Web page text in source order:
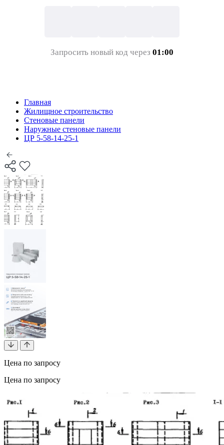
Запросить новый код через 01:00
Главная
Жилищное строительство
Стеновые панели
Наружные стеновые панели
ЦР 5-58-14-25-1
Цена по запросу
Цена по запросу